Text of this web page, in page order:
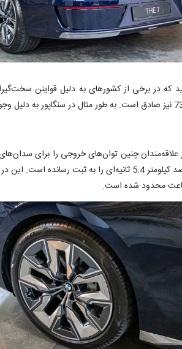
که در برخی از کشورهای به دلیل قواینن
علاقه‌مندان چنین توان‌های خروجی را برای